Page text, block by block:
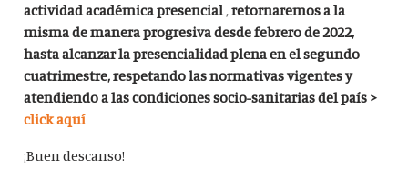
actividad académica presencial,retornaremos a la
misma de manera progresiva desde febrero de 2022,
hasta alcanzar la presencialidad plena en el segundo
cuatrimestre, respetando las normativas vigentes y
atendiendo a las condiciones socio-sanitarias del país >
click aquí
¡Buen descanso!